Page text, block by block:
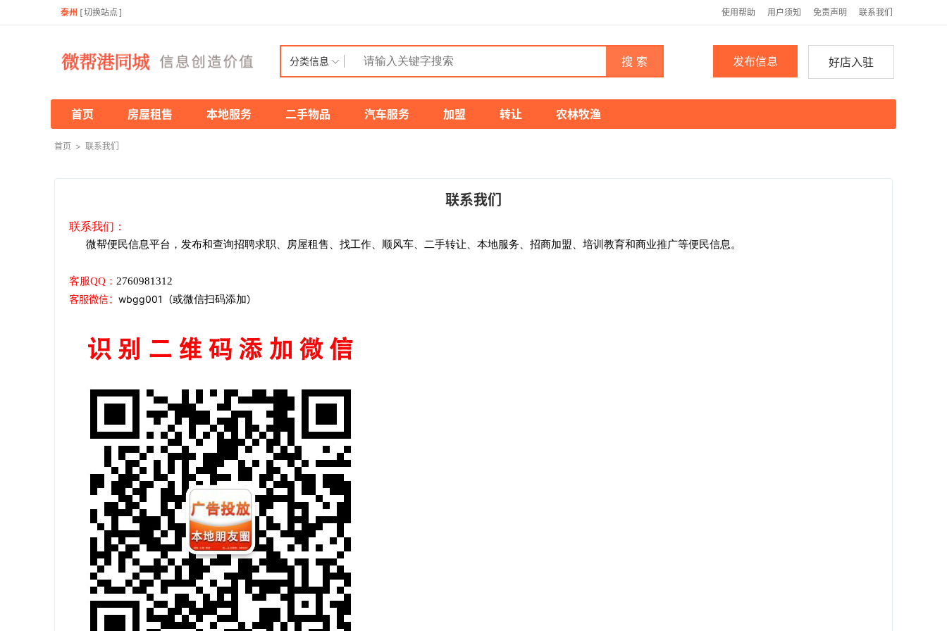
泰州 [切换站点 ] 使用帮助 用户须知 免责声明 联系我们
分类信息 搜 索 好店入驻
发布信息
首页 房屋租售 本地服务 二手物品 汽车服务 加盟 转让 农林牧渔
首页 > 联系我们
联系我们
联系我们：
微帮便民信息平台，发布和查询招聘求职、房屋租售、找工作、顺风车、二手转让、本地服务、招商加盟、培训教育和商业推广等便民信息。
客服QQ： 2760981312
客服微信： wbgg001 （或微信扫码添加）